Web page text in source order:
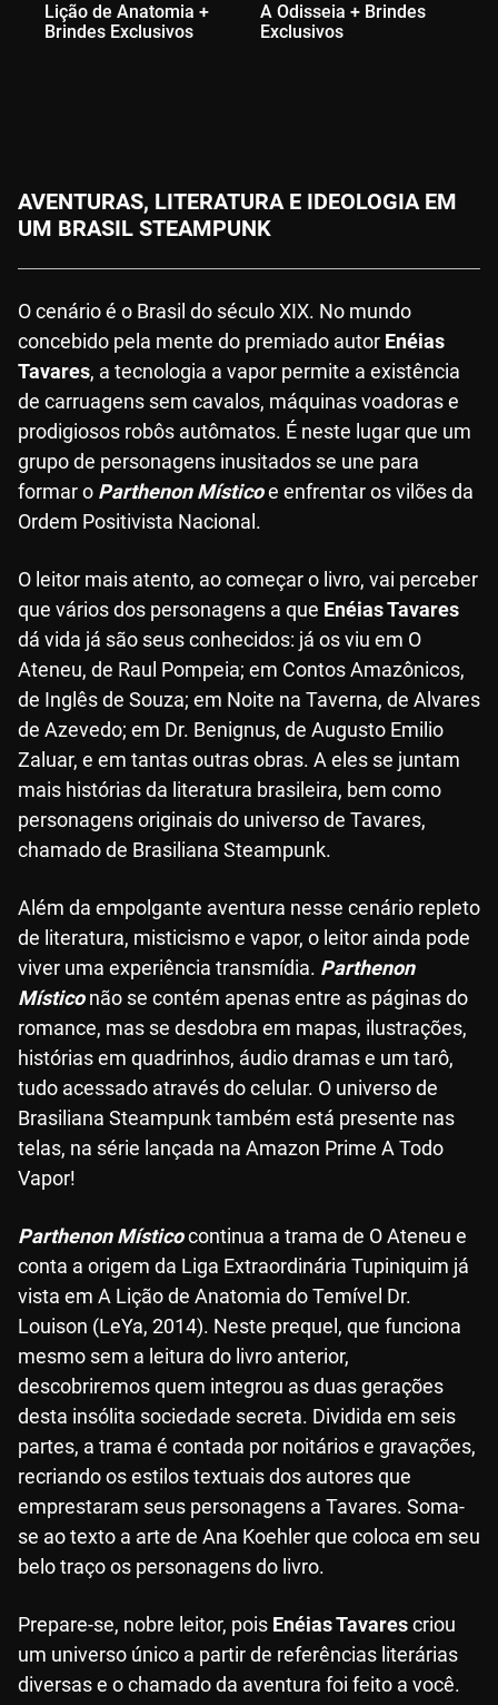
Lição de Anatomia +
Brindes Exclusivos
A Odisseia + Brindes
Exclusivos
AVENTURAS, LITERATURA E IDEOLOGIA EM
UM BRASIL STEAMPUNK
O cenário é o Brasil do século XIX. No mundo
concebido pela mente do premiado autor Enéias
Tavares, a tecnologia a vapor permite a existência
de carruagens sem cavalos, máquinas voadoras e
prodigiosos robôs autômatos. É neste lugar que um
grupo de personagens inusitados se une para
formar o Parthenon Místicoe enfrentar os vilões da
Ordem Positivista Nacional.
O leitor mais atento, ao começar o livro, vai perceber
que vários dos personagens a que Enéias Tavares
dá vida já são seus conhecidos: já os viu em O
Ateneu, de Raul Pompeia; em Contos Amazônicos,
de Inglês de Souza; em Noite na Taverna, de Alvares
de Azevedo; em Dr. Benignus, de Augusto Emilio
Zaluar, e em tantas outras obras. A eles se juntam
mais histórias da literatura brasileira, bem como
personagens originais do universo de Tavares,
chamado de Brasiliana Steampunk.
Além da empolgante aventura nesse cenário repleto
de literatura, misticismo e vapor, o leitor ainda pode
viver uma experiência transmídia. Parthenon
Místiconão se contém apenas entre as páginas do
romance, mas se desdobra em mapas, ilustrações,
histórias em quadrinhos, áudio dramas e um tarô,
tudo acessado através do celular. O universo de
Brasiliana Steampunk também está presente nas
telas, na série lançada na Amazon Prime A Todo
Vapor!
Parthenon Místicocontinua a trama de O Ateneu e
conta a origem da Liga Extraordinária Tupiniquim já
vista em A Lição de Anatomia do Temível Dr.
Louison (LeYa, 2014). Neste prequel, que funciona
mesmo sem a leitura do livro anterior,
descobriremos quem integrou as duas gerações
desta insólita sociedade secreta. Dividida em seis
partes, a trama é contada por noitários e gravações,
recriando os estilos textuais dos autores que
emprestaram seus personagens a Tavares. Soma-
se ao texto a arte de Ana Koehler que coloca em seu
belo traço os personagens do livro.
Prepare-se, nobre leitor, pois Enéias Tavarescriou
um universo único a partir de referências literárias
diversas e o chamado da aventura foi feito a você.